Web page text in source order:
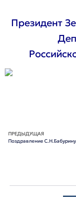
Президент
ПРЕДЫДУЩАЯ